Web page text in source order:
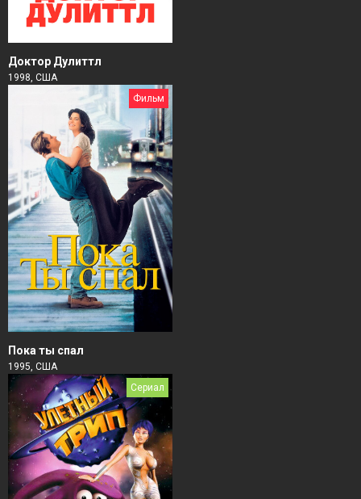
Доктор Дулиттл
1998, США
Фильм
Пока ты спал
1995, США
Сериал